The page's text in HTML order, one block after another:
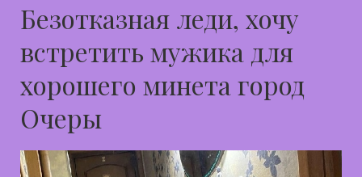
Безотказная леди, хочу
встретить мужика для
хорошего минета город
Очеры